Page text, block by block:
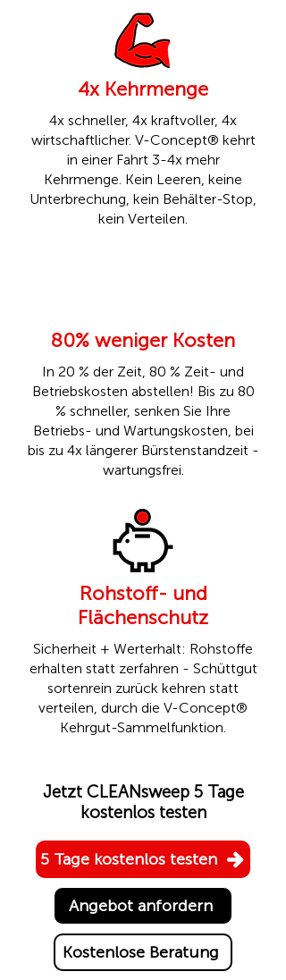
4x Kehrmenge
4x schneller, 4x kraftvoller, 4x
wirtschaftlicher. V-Concept® kehrt
in einer Fahrt 3-4x mehr
Kehrmenge. Kein Leeren, keine
Unterbrechung, kein Behälter-Stop,
kein Verteilen.
80% weniger Kosten
In 20 % der Zeit, 80 % Zeit- und
Betriebskosten abstellen! Bis zu 80
% schneller, senken Sie Ihre
Betriebs- und Wartungskosten, bei
bis zu 4x längerer Bürstenstandzeit -
wartungsfrei.
Rohstoff- und
Flächenschutz
Sicherheit + Werterhalt: Rohstoffe
erhalten statt zerfahren - Schüttgut
sortenrein zurück kehren statt
verteilen, durch die V-Concept®
Kehrgut-Sammelfunktion.
Jetzt CLEANsweep 5 Tage
kostenlos testen
5 Tage kostenlos testen
Angebot anfordern
Kostenlose Beratung